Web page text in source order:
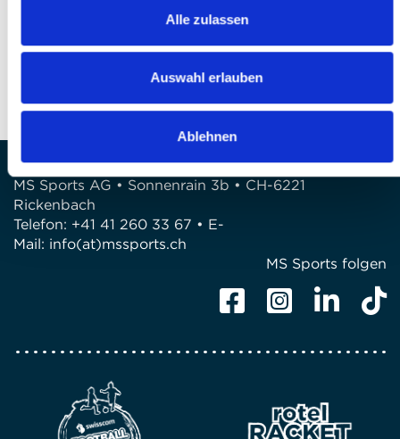
Alle zulassen
Auswahl erlauben
Ablehnen
Siamo a disposizione di voi!
E-Mail: info@mssports.ch
MS Sports AG • Sonnenrain 3b • CH-6221
Rickenbach
Telefon: +41 41 260 33 67 • E-
Mail: info(at)mssports.ch
MS Sports folgen